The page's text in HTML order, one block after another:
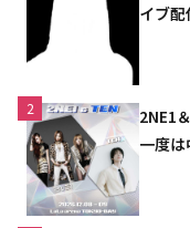
イブ
2
2NE1
一度